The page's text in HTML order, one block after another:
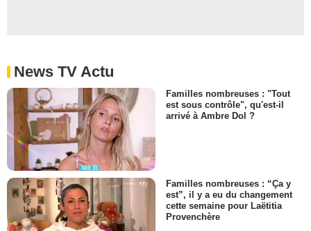
News TV Actu
Familles nombreuses : "Tout
est sous contrôle", qu'est-il
arrivé à Ambre Dol ?
Familles nombreuses : “Ça y
est”, il y a eu du changement
cette semaine pour Laëtitia
Provenchère